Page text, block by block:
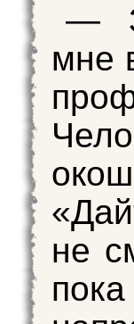
—
мне
не